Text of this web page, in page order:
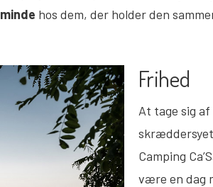
minde hos dem, der holder den
Frihed
At tage sig
Camping
være en dag